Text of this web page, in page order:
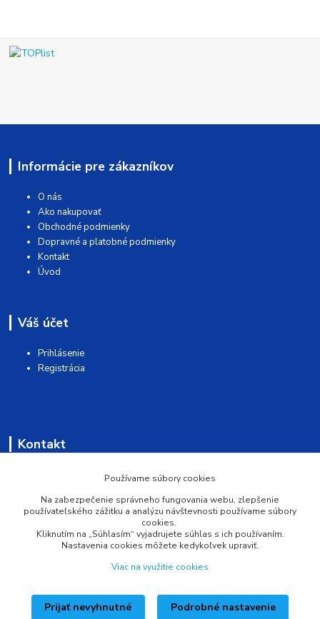
Informácie pre zákazníkov
O nás
Ako nakupovať
Obchodné podmienky
Dopravné a platobné podmienky
Kontakt
Úvod
Váš účet
Prihlásenie
Registrácia
Kontakt
0902 527 909
info@pprsystem.sk
Používame súbory cookies
Na zabezpečenie správneho fungovania webu, zlepšenie
používateľského zážitku a analýzu návštevnosti používame súbory
cookies.
Kliknutím na „Súhlasím“ vyjadrujete súhlas s ich používaním.
Nastavenia cookies môžete kedykoľvek upraviť.
Viac na využitie cookies
Prijať nevyhnutné Podrobné nastavenie